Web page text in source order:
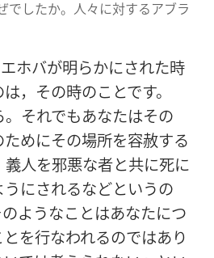
でしたか。人々に対するアブラ
ホバが明らかにされた時
，その時のことです。
それでもあなたはその
めにその場所を容赦する
人を邪悪な者と共に死に
にされるなどというの
ようなことはあなたにつ
を行なわれるのではあり